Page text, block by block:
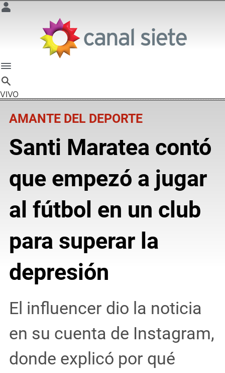
VIVO
AMANTE DEL DEPORTE
Santi Maratea contó
que empezó a jugar
al fútbol en un club
para superar la
depresión
El influencer dio la noticia
en su cuenta de Instagram,
donde explicó por qué